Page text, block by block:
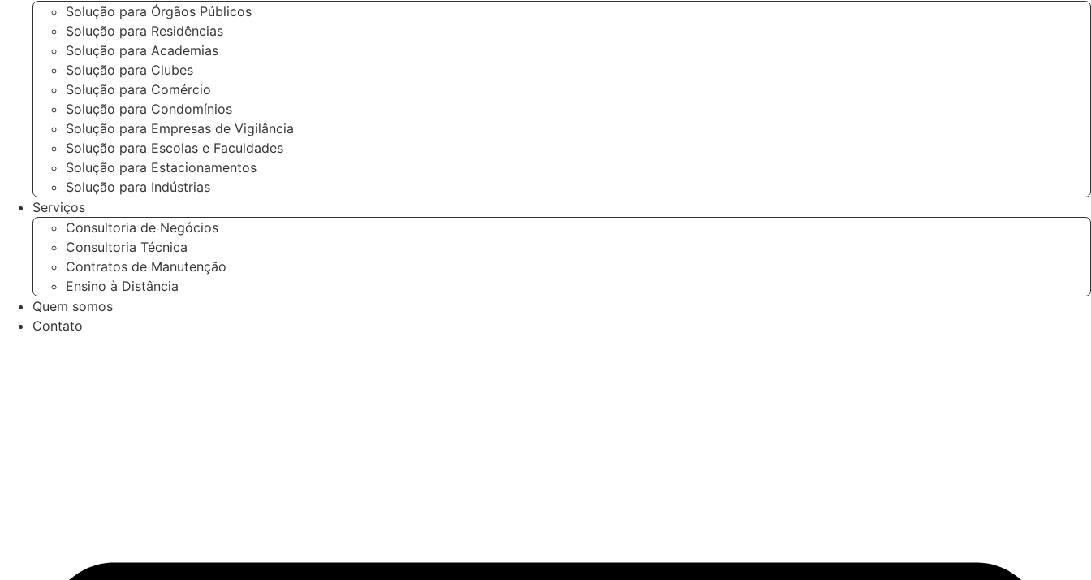
Solução para Órgãos Públicos
Solução para Residências
Solução para Academias
Solução para Clubes
Solução para Comércio
Solução para Condomínios
Solução para Empresas de Vigilância
Solução para Escolas e Faculdades
Solução para Estacionamentos
Solução para Indústrias
Serviços
Consultoria de Negócios
Consultoria Técnica
Contratos de Manutenção
Ensino à Distância
Quem somos
Contato